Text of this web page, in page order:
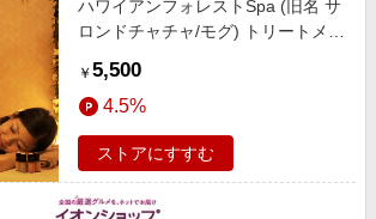
ハワイアンフォレストSpa (旧名 サ
ロンドチャチャ/モグ) トリートメン
【季節の贈り物＆ご褒美ギフト】
￥ 5,500
4.5%
ストアにすすむ